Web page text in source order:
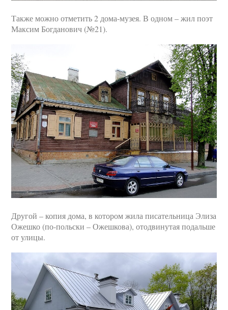
Также можно отметить 2 дома-музея. В одном – жил поэт
Максим Богданович (№21).
Другой – копия дома, в котором жила писательница Элиза
Ожешко (по-польски – Ожешкова), отодвинутая подальше
от улицы.